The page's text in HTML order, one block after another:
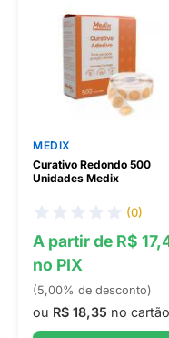
MEDIX
Curativo Redondo 500
Unidades Medix
(0)
A partir de R$
no PIX
(5,00% de desconto)
ou R$ 18,35 no cartão